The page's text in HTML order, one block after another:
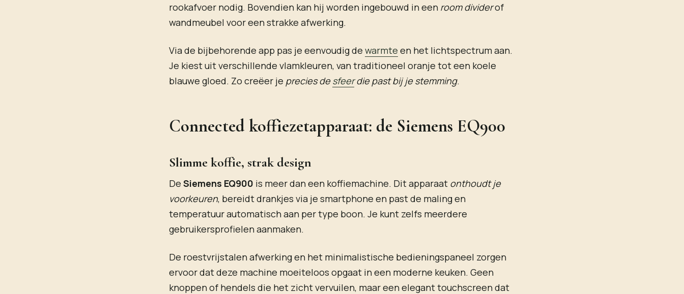
rookafvoer nodig. Bovendien kan hij worden ingebouwd in een room dividerof
wandmeubel voor een strakke afwerking.
Via de bijbehorende app pas je eenvoudig de warmte en het lichtspectrum aan.
Je kiest uit verschillende vlamkleuren, van traditioneel oranje tot een koele
blauwe gloed. Zo creëer je precies desfeerdie past bij je stemming.
Connected koffiezetapparaat: de Siemens EQ900
Slimme koffie, strak design
De Siemens EQ900 is meer dan een koffiemachine. Dit apparaat onthoudt je
voorkeuren, bereidt drankjes via je smartphone en past de maling en
temperatuur automatisch aan per type boon. Je kunt zelfs meerdere
gebruikersprofielen aanmaken.
De roestvrijstalen afwerking en het minimalistische bedieningspaneel zorgen
ervoor dat deze machine moeiteloos opgaat in een moderne keuken. Geen
knoppen of hendels die het zicht vervuilen, maar een elegant touchscreen dat